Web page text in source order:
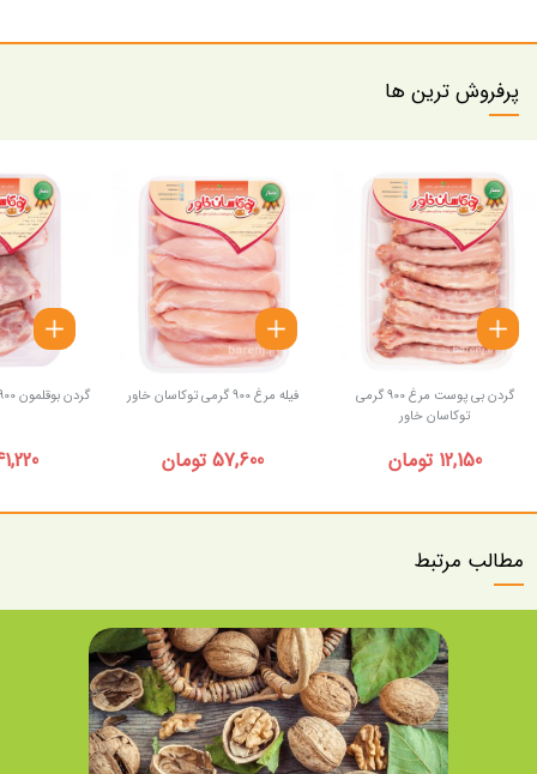
پرفروش ترین ها
گردن بی پوست مرغ 900 گرمی
توکاسان خاور
12,150 تومان
فیله مرغ 900 گرمی توکاسان خاور
57,600 تومان
گردن بوقلمون 900 گرمی توکاسان خاور
41,220
مطالب مرتبط